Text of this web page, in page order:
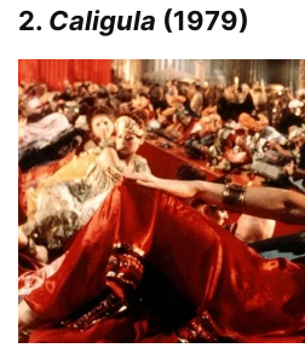
2. Caligula (1979)